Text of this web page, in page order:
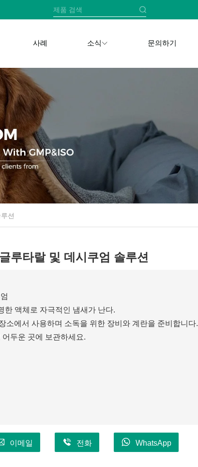
사례 소식 문의하기
션
루타랄 및 데시쿠엄 솔루션
한 액체로 자극적인 냄새가 난다.
소에서 사용하며 소독을 위한 장비와 계란을 준비합니다.
두운 곳에 보관하세요.
이메일 전화 WhatsApp